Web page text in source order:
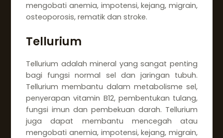
mengobati anemia, impotensi, kejang, migrain,
osteoporosis, rematik dan stroke.
Tellurium
Tellurium adalah mineral yang sangat penting
bagi fungsi normal sel dan jaringan tubuh.
Tellurium membantu dalam metabolisme sel,
penyerapan vitamin B12, pembentukan tulang,
fungsi imun dan pembekuan darah. Tellurium
juga dapat membantu mencegah atau
mengobati anemia, impotensi, kejang, migrain,